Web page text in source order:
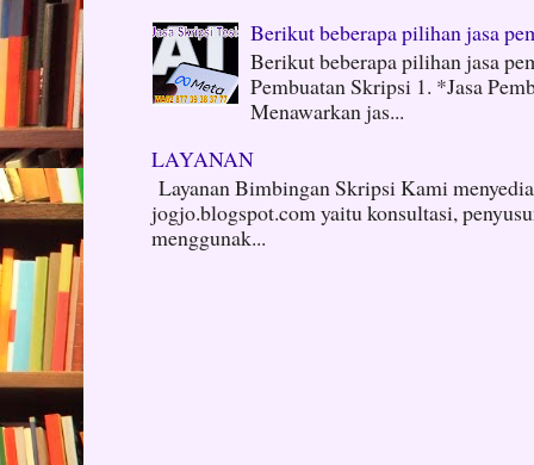
Berikut beberapa pilihan jasa
Berikut beberapa pilihan jasa
Pembuatan Skripsi 1. *Jasa
Menawarkan jas...
LAYANAN
Layanan Bimbingan Skripsi Kami
jogjo.blogspot.com yaitu konsultasi,
menggunak...